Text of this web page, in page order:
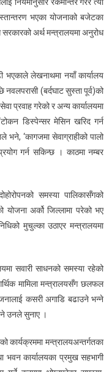
भएका योजनाको बजेटका
अर्थ मन्त्रालयमा अनुरोध
भएकाले लेखनाथमा नयाँ कार्यालय
(बर्दघाट सुस्ता पूर्व)को
प्रवाह गरेको र अन्य कार्यालयमा
डिस्पेन्सर मेसिन खरिद गर्न
‘कागजमा सेवाग्राहीको पालो
गर्न सकिन्छ । काठमा नम्बर
समस्या पालिकासँगको
योजना अर्को जिल्लामा परेको भए
मुचुल्का उठाएर मन्त्रालयमा
सवारी साधनको समस्या रहेको
मामिला मन्त्रालयसँग छलफल
कसरी अगाडि बढाउने भन्ने
उनले सुनाए ।
कार्यक्रममा मन्त्रालयअन्तर्गतका
भवन कार्यालयका प्रमुख सहभागी